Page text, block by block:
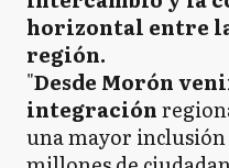
horizontal entre
región.
"Desde Morón
integración
una mayor inclusión